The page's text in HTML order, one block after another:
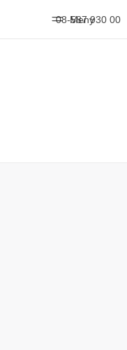
Meny
08-587 930 00